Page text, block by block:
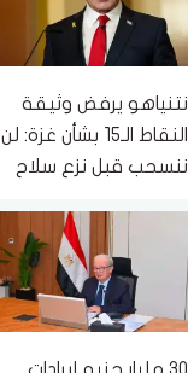
نتنياهو يرفض وثيقة
النقاط الـ15 بشأن غزة: لن
ننسحب قبل نزع سلاح